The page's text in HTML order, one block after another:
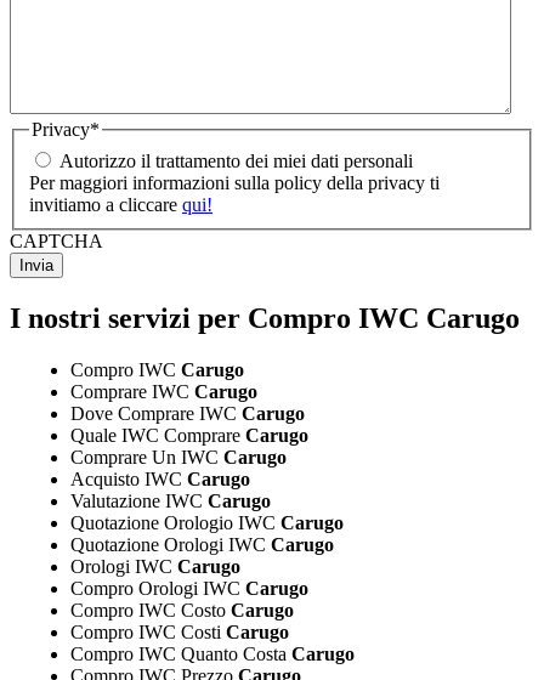
Privacy*
Autorizzo il trattamento dei miei dati personali
Per maggiori informazioni sulla policy della privacy ti
invitiamo a cliccare qui!
CAPTCHA
I nostri servizi per Compro IWC Carugo
Compro IWC Carugo
Comprare IWC Carugo
Dove Comprare IWC Carugo
Quale IWC Comprare Carugo
Comprare Un IWC Carugo
Acquisto IWC Carugo
Valutazione IWC Carugo
Quotazione Orologio IWC Carugo
Quotazione Orologi IWC Carugo
Orologi IWC Carugo
Compro Orologi IWC Carugo
Compro IWC Costo Carugo
Compro IWC Costi Carugo
Compro IWC Quanto Costa Carugo
Compro IWC Prezzo Carugo